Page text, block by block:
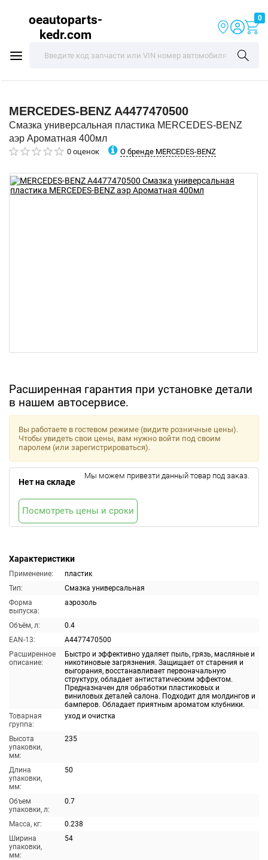
oeautoparts-
kedr.com
0
MERCEDES-BENZ A4477470500
Смазка универсальная пластика MERCEDES-BENZ
аэр Ароматная 400мл
0 оценок О бренде MERCEDES-BENZ
Расширенная гарантия при установке детали
в нашем автосервисе.
Характеристики
Применение:
пластик
Тип:
Смазка универсальная
Форма
выпуска:
аэрозоль
Объём, л:
0.4
EAN-13:
A4477470500
Расширенное
описание:
Быстро и эффективно удаляет пыль, грязь, масляные и
никотиновые загрязнения. Защищает от старения и
выгорания, восстанавливает первоначальную
структуру, обладает антистатическим эффектом.
Предназначен для обработки пластиковых и
виниловых деталей салона. Подходит для молдингов и
бамперов. Обладает приятным ароматом клубники.
Товарная
группа:
уход и очистка
Высота
упаковки,
мм:
235
Длина
упаковки,
мм:
50
Объем
упаковки, л:
0.7
Масса, кг:
0.238
Ширина
упаковки,
мм:
54
Вы работаете в гостевом режиме (видите розничные цены).
Чтобы увидеть свои цены, вам нужно войти под своим
паролем (или зарегистрироваться).
Нет на складе
Мы можем привезти данный товар под заказ.
Посмотреть цены и сроки